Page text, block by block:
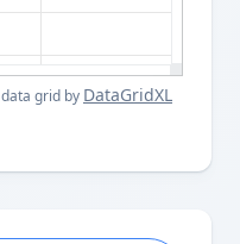
data grid by DataGridXL